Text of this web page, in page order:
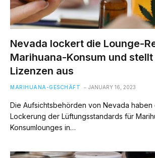
Nevada lockert die Lounge-
Marihuana-Konsum und
Lizenzen aus
MARIHUANA-GESCHÄFT JANUARY 16, 2023
Die Aufsichtsbehörden von Nevada
Lockerung der Lüftungsstandards für
Konsumlounges in…